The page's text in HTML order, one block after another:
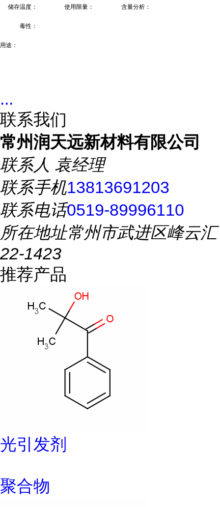
储存温度： 使用限量： 含量分析：
毒性：
用途：
...
联系我们
常州润天远新材料有限公司
联系人 袁经理
联系手机13813691203
联系电话0519-89996110
所在地址常州市武进区峰云汇
22-1423
推荐产品
光引发剂
聚合物